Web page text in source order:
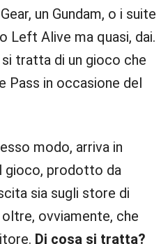
un Gundam, o i suite
Left Alive ma quasi, dai.
tratta di un gioco che
Pass in occasione del
modo, arriva in
gioco, prodotto da
sia sugli store di
ovviamente, che
Di cosa si tratta?